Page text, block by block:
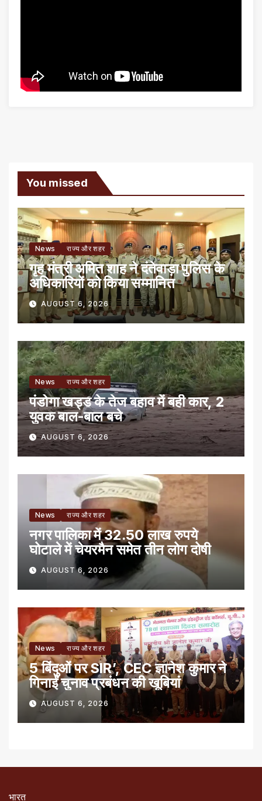
You missed
News राज्य और शहर
गृह मंत्री अमित शाह ने दंतेवाड़ा पुलिस के
अधिकारियों को किया सम्मानित
AUGUST 6, 2026
News राज्य और शहर
पंडोगा खड्ड के तेज बहाव में बही कार, 2
युवक बाल-बाल बचे
AUGUST 6, 2026
News राज्य और शहर
नगर पालिका में 32.50 लाख रुपये
घोटाले में चेयरमैन समेत तीन लोग दोषी
AUGUST 6, 2026
News राज्य और शहर
5 बिंदुओं पर SIR’, CEC ज्ञानेश कुमार ने
गिनाईं चुनाव प्रबंधन की खूबियां
AUGUST 6, 2026
भारत